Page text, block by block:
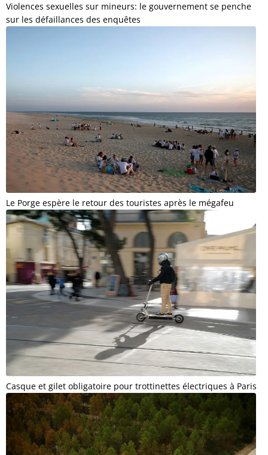
Violences sexuelles sur mineurs: le gouvernement se penche
sur les défaillances des enquêtes
Le Porge espère le retour des touristes après le mégafeu
Casque et gilet obligatoire pour trottinettes électriques à Paris